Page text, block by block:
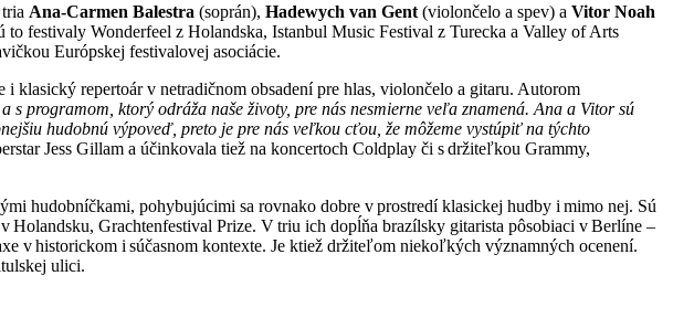
Ana-Carmen Balestra (soprán), Hadewych van Gent (violončelo a spev) a Vitor Noah
festivaly Wonderfeel z Holandska, Istanbul Music Festival z Turecka a Valley of Arts
Európskej festivalovej asociácie.
klasický repertoár v netradičnom obsadení pre hlas, violončelo a gitaru. Autorom
s programom, ktorý odráža naše životy, pre nás nesmierne veľa znamená. Ana a Vitor sú
hudobnú výpoveď, preto je pre nás veľkou cťou, že môžeme vystúpiť na týchto
Jess Gillam a účinkovala tiež na koncertoch Coldplay či s držiteľkou Grammy,
hudobníčkami, pohybujúcimi sa rovnako dobre v prostredí klasickej hudby i mimo nej. Sú
Grachtenfestival Prize. V triu ich dopĺňa brazílsky gitarista pôsobiaci v Berlíne –
v historickom i súčasnom kontexte. Je ktiež držiteľom niekoľkých významných ocenení.
ulici.